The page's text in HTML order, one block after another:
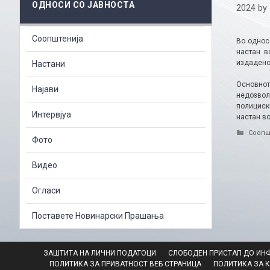
2024 by
Во
настан
настан
ОДНОСИ СО ЈАВНОСТА
Соопштенија
Настани
Најави
Интервјуа
Фото
Видео
Огласи
Поставете Новинарски Прашања
ЗАШТИТА НА ЛИЧНИ ПОДАТОЦИ СЛОБОДЕН ПРИСТАП ДО
ПОЛИТИКА ЗА ПРИВАТНОСТ ВЕБ СТРАНИЦА
ПОЛИТИКА ЗА